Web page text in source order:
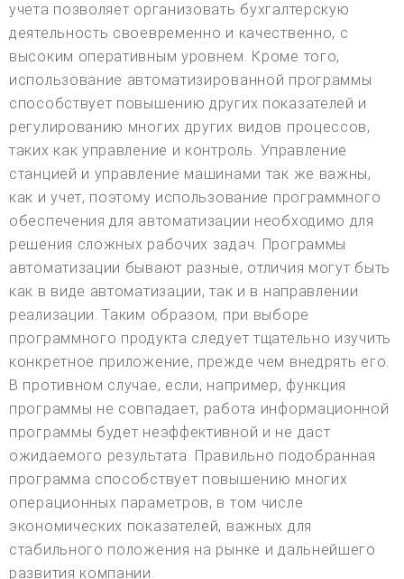
учета позволяет организовать бухгалтерскую
деятельность своевременно и качественно, с
высоким оперативным уровнем. Кроме того,
использование автоматизированной программы
способствует повышению других показателей и
регулированию многих других видов процессов,
таких как управление и контроль. Управление
станцией и управление машинами так же важны,
как и учет, поэтому использование программного
обеспечения для автоматизации необходимо для
решения сложных рабочих задач. Программы
автоматизации бывают разные, отличия могут быть
как в виде автоматизации, так и в направлении
реализации. Таким образом, при выборе
программного продукта следует тщательно изучить
конкретное приложение, прежде чем внедрять его.
В противном случае, если, например, функция
программы не совпадает, работа информационной
программы будет неэффективной и не даст
ожидаемого результата. Правильно подобранная
программа способствует повышению многих
операционных параметров, в том числе
экономических показателей, важных для
стабильного положения на рынке и дальнейшего
развития компании.